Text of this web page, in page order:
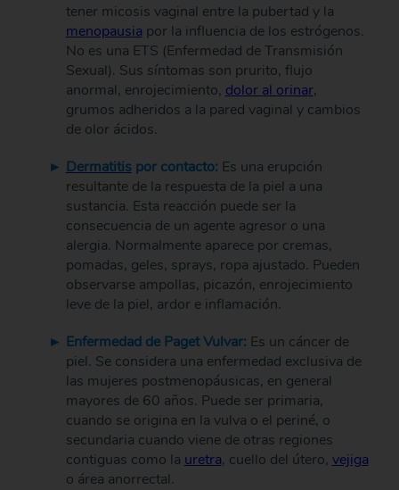
tener micosis vaginal entre la pubertad y la
menopausia por la influencia de los estrógenos.
No es una ETS (Enfermedad de Transmisión
Sexual). Sus síntomas son prurito, flujo
anormal, enrojecimiento, dolor al orinar,
grumos adheridos a la pared vaginal y cambios
de olor ácidos.
Dermatitispor contacto: Es una erupción
resultante de la respuesta de la piel a una
sustancia. Esta reacción puede ser la
consecuencia de un agente agresor o una
alergia. Normalmente aparece por cremas,
pomadas, geles, sprays, ropa ajustado. Pueden
observarse ampollas, picazón, enrojecimiento
leve de la piel, ardor e inflamación.
Enfermedad de Paget Vulvar: Es un cáncer de
piel. Se considera una enfermedad exclusiva de
las mujeres postmenopáusicas, en general
mayores de 60 años. Puede ser primaria,
cuando se origina en la vulva o el periné, o
secundaria cuando viene de otras regiones
contiguas como la uretra, cuello del útero, vejiga
o área anorrectal.